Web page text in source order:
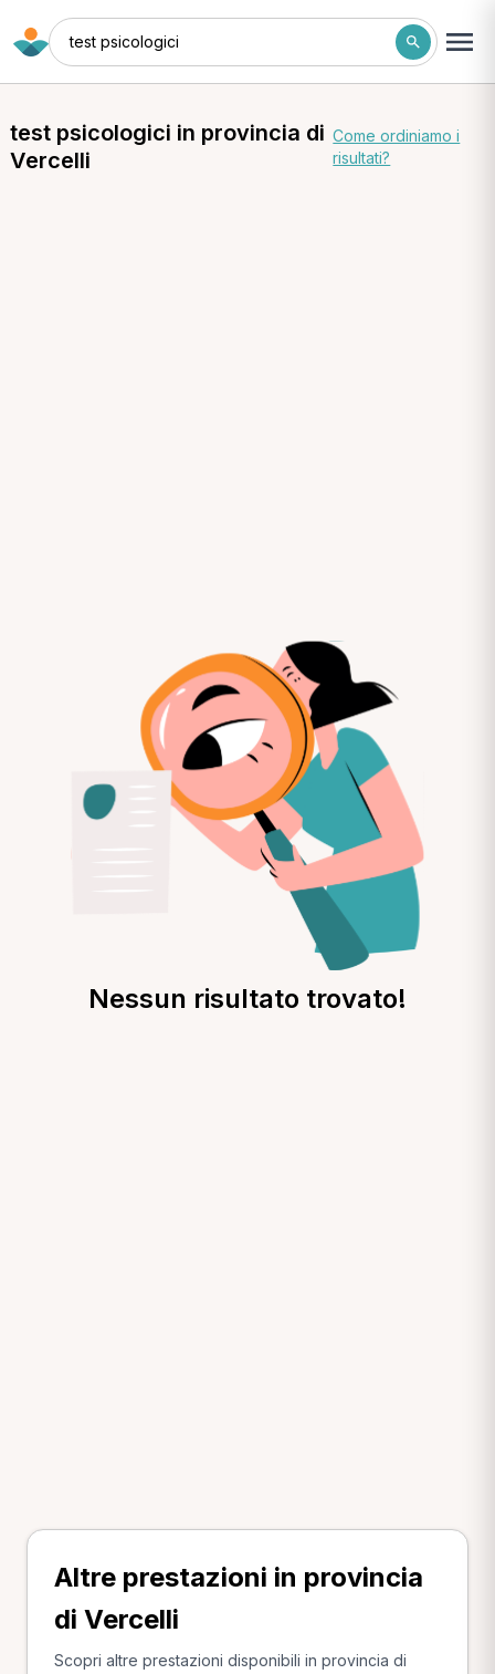
test psicologici
test psicologici in provincia di
Vercelli
Come ordiniamo i
risultati?
Nessun risultato trovato!
Altre prestazioni in provincia
di Vercelli
Scopri altre prestazioni disponibili in provincia di